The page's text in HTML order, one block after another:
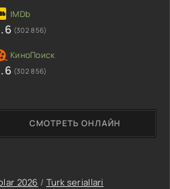
2026 / Turk seriallari
СМОТРЕТЬ ОНЛАЙН
(302 856)
(302 856)